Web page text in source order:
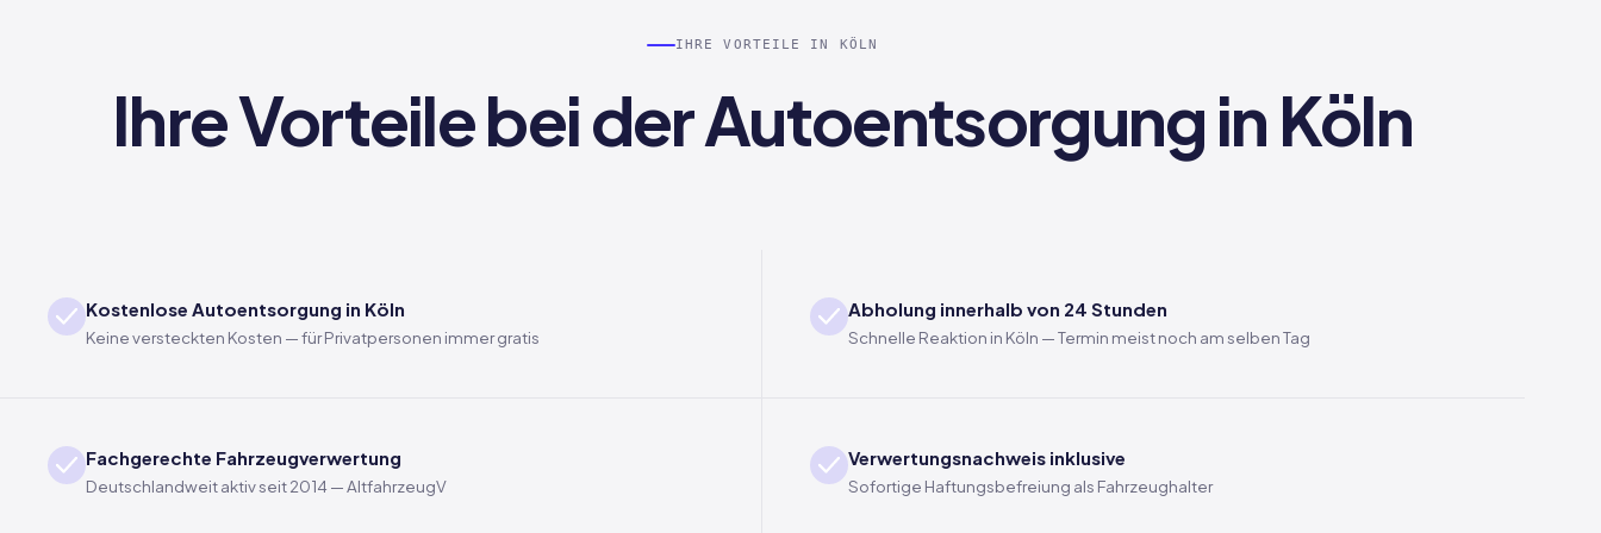
IHRE VORTEILE IN KÖLN
Ihre Vorteile bei der Autoentsorgung in Köln
Kostenlose Autoentsorgung in Köln
Keine versteckten Kosten — für Privatpersonen immer gratis
Abholung innerhalb von 24 Stunden
Schnelle Reaktion in Köln — Termin meist noch am selben Tag
Fachgerechte Fahrzeugverwertung
Deutschlandweit aktiv seit 2014 — AltfahrzeugV
Verwertungsnachweis inklusive
Sofortige Haftungsbefreiung als Fahrzeughalter